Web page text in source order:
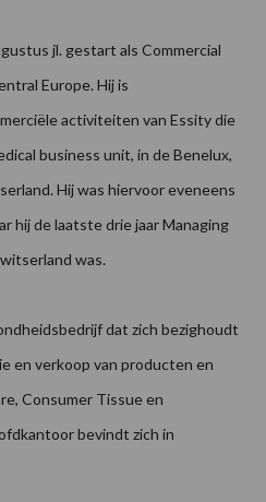
jl. gestart als Commercial
Europe. Hij is
activiteiten van Essity die
business unit, in de Benelux,
Hij was hiervoor eveneens
hij de laatste drie jaar Managing
was.
dat zich bezighoudt
en verkoop van producten en
Consumer Tissue en
bevindt zich in